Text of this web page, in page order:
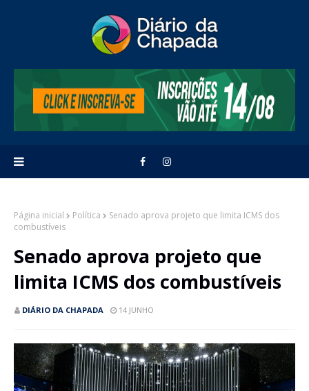
Página inicial Política
Senado aprova projeto que limita ICMS dos
combustíveis
Senado aprova projeto que
limita ICMS dos combustíveis
DIÁRIO DA CHAPADA 14 JUNHO